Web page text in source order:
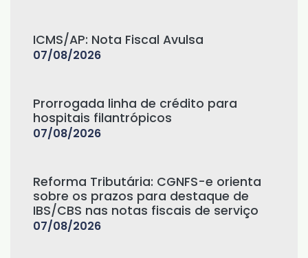
ICMS/AP: Nota Fiscal Avulsa
07/08/2026
Prorrogada linha de crédito para
hospitais filantrópicos
07/08/2026
Reforma Tributária: CGNFS-e orienta
sobre os prazos para destaque de
IBS/CBS nas notas fiscais de serviço
07/08/2026